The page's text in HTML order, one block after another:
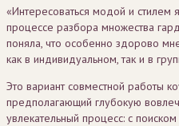
«Интересоваться модой и стилем
процессе разбора множества
поняла, что особенно здорово
как в индивидуальном, так и в
Это вариант совместной работы
предполагающий глубокую
увлекательный процесс: с